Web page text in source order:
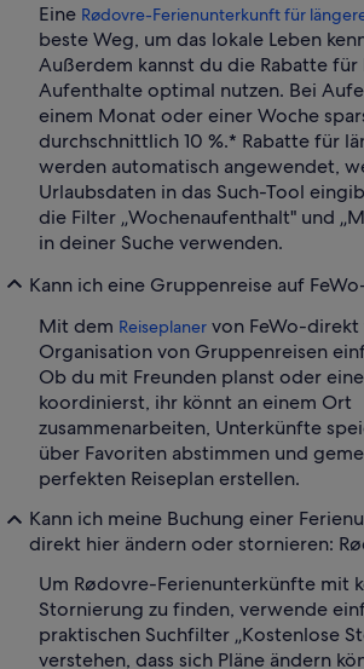
Eine Rødovre-Ferienunterkunft für
beste Weg, um das lokale Leben
Außerdem kannst du die Rabatte für
Aufenthalte optimal nutzen. Bei
einem Monat oder einer Woche
durchschnittlich 10 %.* Rabatte für
werden automatisch angewendet,
Urlaubsdaten in das Such-Tool
die Filter „Wochenaufenthalt" und
in deiner Suche verwenden.
Kann ich eine Gruppenreise auf
Mit dem Reiseplaner von FeWo-
Organisation von Gruppenreisen
Ob du mit Freunden planst oder
koordinierst, ihr könnt an einem Ort
zusammenarbeiten, Unterkünfte
über Favoriten abstimmen und
perfekten Reiseplan erstellen.
Kann ich meine Buchung einer
direkt hier ändern oder stornieren:
Um Rødovre-Ferienunterkünfte mit
Stornierung zu finden, verwende
praktischen Suchfilter „Kostenlose
verstehen, dass sich Pläne ändern